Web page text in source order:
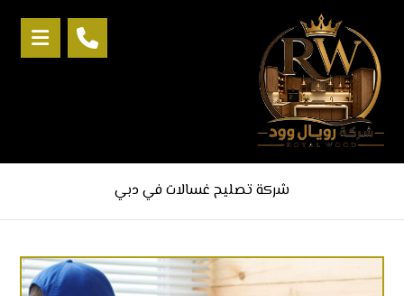
شركة تصليح غسالات في دبي